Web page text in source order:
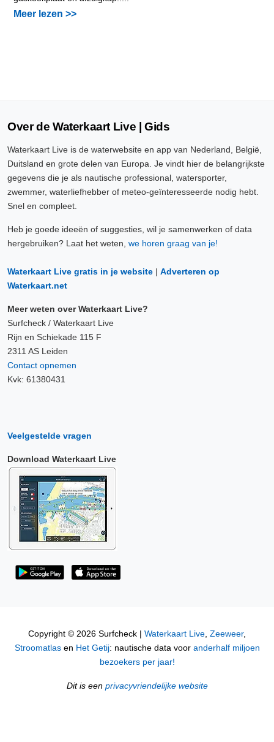
Meer lezen >>
Over de Waterkaart Live | Gids
Waterkaart Live is de waterwebsite en app van Nederland, België,
Duitsland en grote delen van Europa. Je vindt hier de belangrijkste
gegevens die je als nautische professional, watersporter,
zwemmer, waterliefhebber of meteo-geïnteresseerde nodig hebt.
Snel en compleet.
Heb je goede ideeën of suggesties, wil je samenwerken of data
hergebruiken? Laat het weten, we horen graag van je!
Waterkaart Live gratis in je website | Adverteren op
Waterkaart.net
Meer weten over Waterkaart Live?
Surfcheck / Waterkaart Live
Rijn en Schiekade 115 F
2311 AS Leiden
Contact opnemen
Kvk: 61380431
Veelgestelde vragen
Download Waterkaart Live
Copyright © 2026 Surfcheck | Waterkaart Live, Zeeweer,
Stroomatlasen Het Getij: nautische data voor anderhalf miljoen
bezoekers per jaar!
Dit is een privacyvriendelijke website